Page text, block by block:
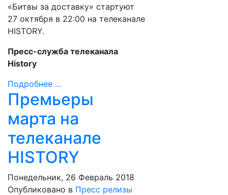
«Битвы за доставку» стартуют
27 октября в 22:00 на телеканале
HISTORY.
Пресс-служба телеканала
History
Подробнее ...
Премьеры
марта на
телеканале
HISTORY
Понедельник, 26 Февраль 2018
Опубликовано в Пресс релизы